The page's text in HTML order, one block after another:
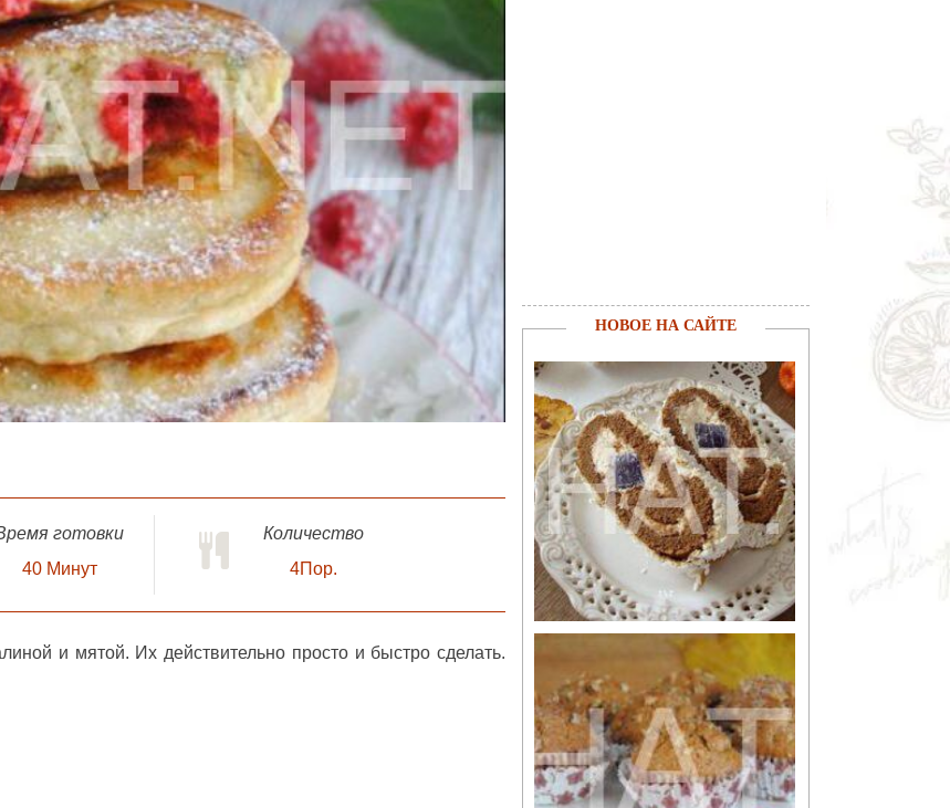
готовки
40 Минут
Количество
4Пор.
и мятой. Их действительно просто и быстро сделать.
НОВОЕ НА САЙТЕ